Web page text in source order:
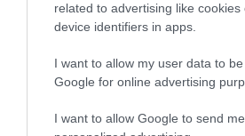
related to advertising like cookies
device identifiers in apps.
I want to allow my user data to
Google for online advertising
I want to allow Google to send me